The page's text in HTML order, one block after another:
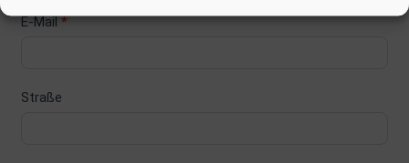
E-Mail*
Straße